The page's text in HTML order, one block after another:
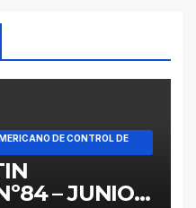
DE CONTROL DE
– JUNIO